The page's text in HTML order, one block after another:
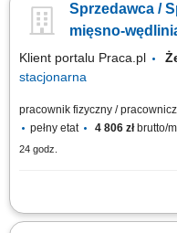
mięsa, wędlin i serów,
monitorowanie terminów
Sprzedawca /
mięsno-
Klient portalu Praca.pl
stacjonarna
pracownik fizyczny /
pełny etat
4 806 złbrutto/
24 godz.
obsługa klientów przy stoisku